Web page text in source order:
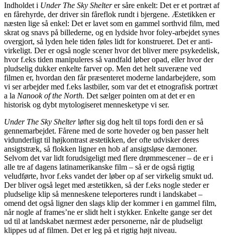
Indholdet i Under The Sky Shelterer såre enkelt: Det er et portræt af
en fårehyrde, der driver sin fåreflok rundt i bjergene. Æstetikken er
næsten lige så enkel: Det er lavet som en gammel sorthvid film, med
skrat og snavs på billederne, og en lydside hvor foley-arbejdet synes
overgjort, så lyden hele tiden føles lidt for konstrueret. Det er anti-
virkeligt. Der er også nogle scener hvor det bliver mere psykedelisk,
hvor f.eks tiden manipuleres så vandfald løber opad, eller hvor der
pludselig dukker enkelte farver op. Men det helt suveræne ved
filmen er, hvordan den får præsenteret moderne landarbejdere, som
vi ser arbejder med f.eks lastbiler, som var det et etnografisk portræt
a la Nanook of the North. Det sælger pointen om at det er en
historisk og dybt mytologiseret mennesketype vi ser.
Under The Sky Shelterløfter sig dog helt til tops fordi den er så
gennemarbejdet. Fårene med de sorte hoveder og ben passer helt
vidunderligt til højkontrast æstetikken, der ofte udvisker deres
ansigtstræk, så flokken ligner en hob af ansigtsløse dæmoner.
Selvom det var lidt forudsigeligt med flere drømmescener – de er i
alle tre af dagens latinamerikanske film – så er de også rigtig
veludførte, hvor f.eks vandet der løber op af ser virkelig smukt ud.
Der bliver også leget med æstetikken, så der f.eks nogle steder er
pludselige klip så menneskene teleporteres rundt i landskabet –
omend det også ligner den slags klip der kommer i en gammel film,
når nogle af frames’ne er slidt helt i stykker. Enkelte gange ser det
ud til at landskabet nærmest æder personerne, når de pludseligt
klippes ud af filmen. Det er leg på et rigtig højt niveau.